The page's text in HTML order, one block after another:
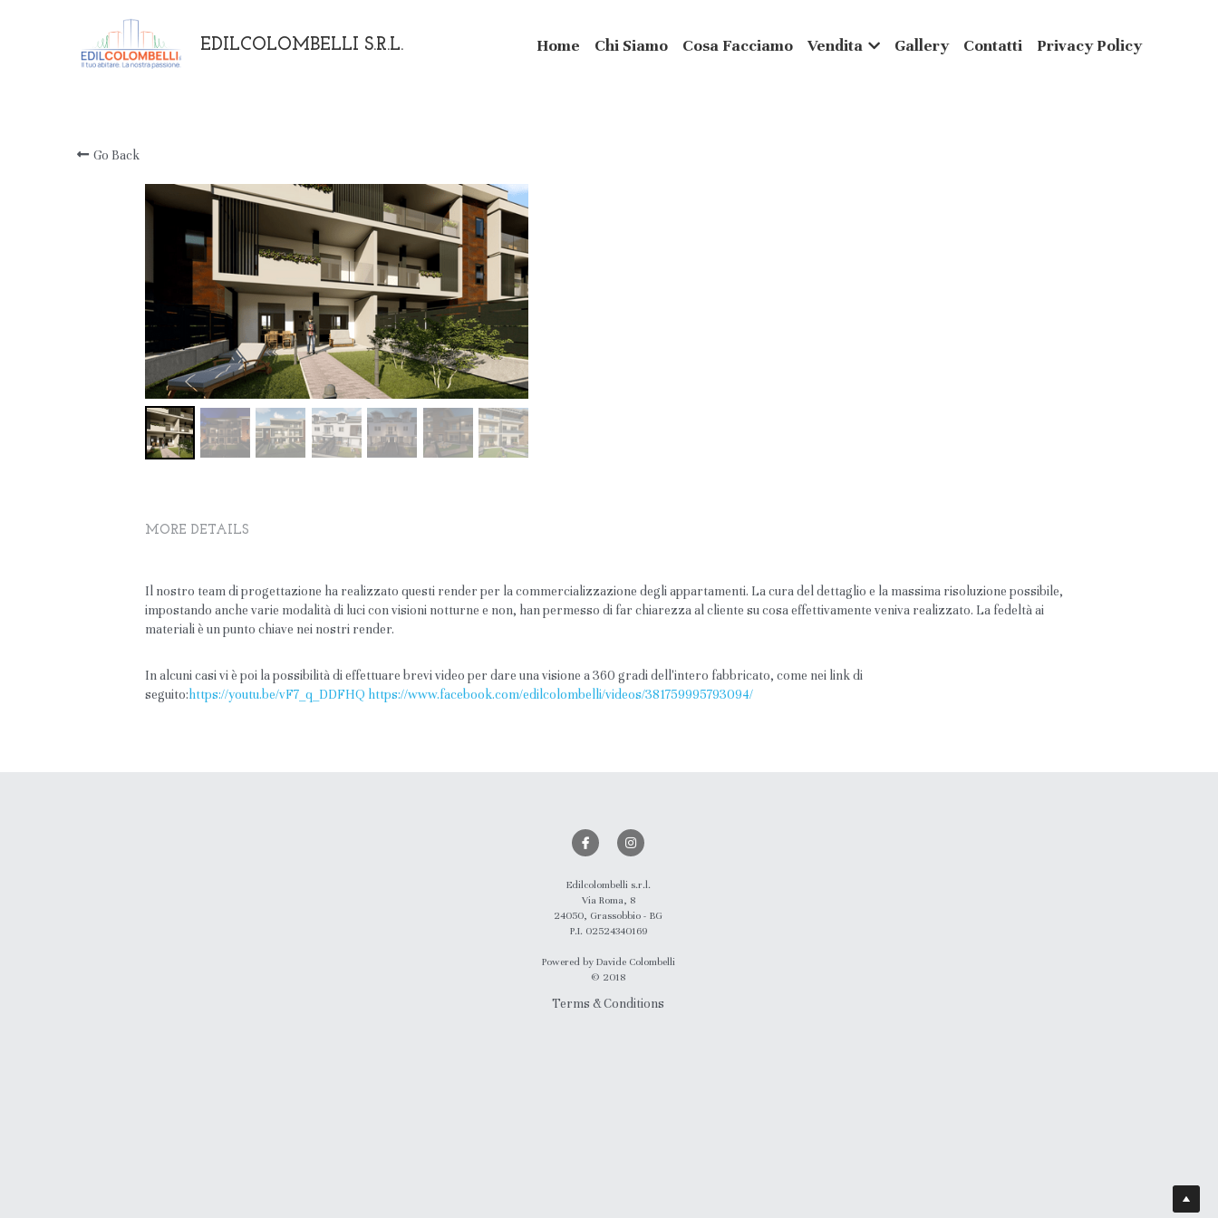
EDILCOLOMBELLI S.R.L. Home Chi Siamo Cosa Facciamo Vendita Gallery Contatti Privacy Policy
Go Back
MORE DETAILS
Il nostro team di progettazione ha realizzato questi render per la commercializzazione degli appartamenti. La cura del dettaglio e la massima risoluzione possibile,
impostando anche varie modalità di luci con visioni notturne e non, han permesso di far chiarezza al cliente su cosa effettivamente veniva realizzato. La fedeltà ai
materiali è un punto chiave nei nostri render.
In alcuni casi vi è poi la possibilità di effettuare brevi video per dare una visione a 360 gradi dell'intero fabbricato, come nei link di
seguito:https://youtu.be/vF7_q_DDFHQ https://www.facebook.com/edilcolombelli/videos/381759995793094/
Edilcolombelli s.r.l.
Via Roma, 8
24050, Grassobbio - BG
P.I. 02524340169
Powered by Davide Colombelli
© 2018
Terms & Conditions